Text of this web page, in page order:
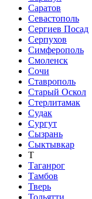
Саратов
Севастополь
Сергиев Посад
Серпухов
Симферополь
Смоленск
Сочи
Ставрополь
Старый Оскол
Стерлитамак
Судак
Сургут
Сызрань
Сыктывкар
Т
Таганрог
Тамбов
Тверь
Тольятти